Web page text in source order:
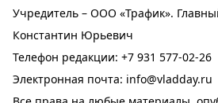
Учредитель – ООО «Трафик».
Константин Юрьевич
Телефон редакции: +7 931 577-02-26
Электронная почта: info@vladday.ru